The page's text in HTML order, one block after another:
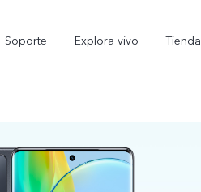
Soporte Explora vivo Tienda